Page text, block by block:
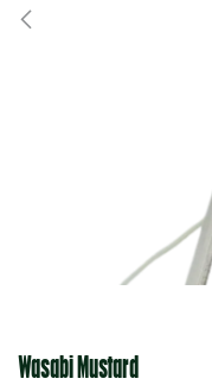
Wasabi Mustard